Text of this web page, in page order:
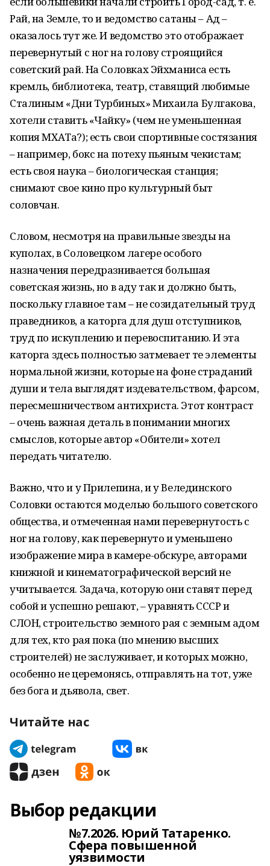
Рай, на Земле, то и ведомство сатаны – Ад –
оказалось тут же. И ведомство это отображает
перевернутый с ног на голову строящийся
советский рай. На Соловках Эйхманиса есть
кремль, библиотека, театр, ставящий любимые
Сталиным «Дни Турбиных» Михаила Булгакова,
хотели ставить «Чайку» (чем не уменьшенная
копия МХАТа?); есть свои спортивные состязания
– например, бокс на потеху пьяным чекистам;
есть своя наука – биологическая станция;
снимают свое кино про культурный быт
соловчан.
Словом, несмотря на правильные звезды на
куполах, в Соловецком лагере особого
назначения передразнивается большая
советская жизнь, но в аду так и должно быть,
поскольку главное там – не созидательный труд
праведников, а каторга для душ отступников,
труд по искуплению и перевоспитанию. И эта
каторга здесь полностью затмевает те элементы
нормальной жизни, которые на фоне страданий
души и тела выглядят издевательством, фарсом,
пересмешничеством антихриста. Этот контраст
– очень важная деталь в понимании многих
смыслов, которые автор «Обители» хотел
передать читателю.
Важно, что и у Прилепина, и у Велединского
Соловки остаются моделью большого советского
общества, и отмеченная нами перевернутость с
ног на голову, как перевернуто и уменьшено
изображение мира в камере-обскуре, авторами
книжной и кинематографической версий не
учитывается. Задача, которую они ставят перед
собой и успешно решают, – уравнять СССР и
СЛОН, строительство земного рая с земным адом
для тех, кто рая пока (по мнению высших
строителей) не заслуживает, и которых можно,
особенно не церемонясь, отправлять на тот, уже
без бога и дьявола, свет.
Читайте нас
Выбор редакции
№7.2026. Юрий Татаренко.
Сфера повышенной
уязвимости